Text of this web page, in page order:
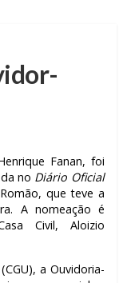
Fanan, foi
no Diário Oficial
que teve a
A nomeação é
Civil, Aloizio
a Ouvidoria-